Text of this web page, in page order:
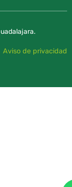
Aviso de privacidad